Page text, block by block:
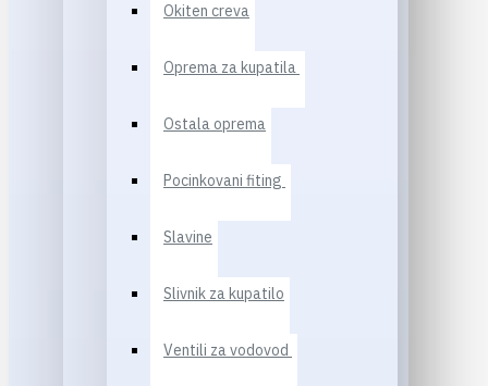
Okiten creva
Oprema za kupatila
Ostala oprema
Pocinkovani fiting
Slavine
Slivnik za kupatilo
Ventili za vodovod